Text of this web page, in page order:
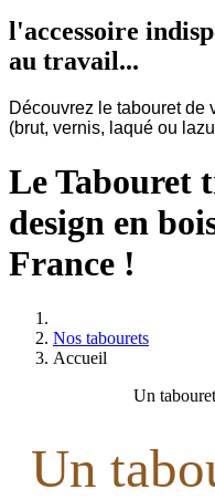
l'accessoire
au travail...
Découvrez le tabouret de
(brut, vernis, laqué ou
Le Tabouret
design en
France !
Nos tabourets
Accueil
Un
Un